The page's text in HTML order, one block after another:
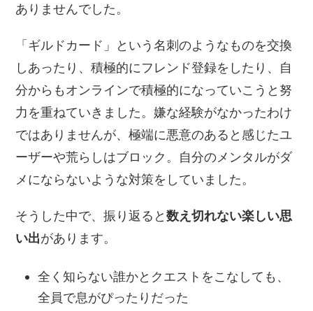
ありませんでした。
「ギルドカード」という名刺のようなものを交換
しあったり、積極的にフレンド登録をしたり、自
分からもオンラインで積極的になっていこうと努
力を重ねていきました。嫌な経験がなかったわけ
ではありませんが、極端に悪意のあると感じたユ
ーザーや荒らしはブロック。自分のメンタルがダ
メにならないような対策をしていました。
そうした中で、振り返ると数え切れない楽しい思
い出があります。
全く知らない誰かとクエストをこなしても、
全員で息がぴったりだった